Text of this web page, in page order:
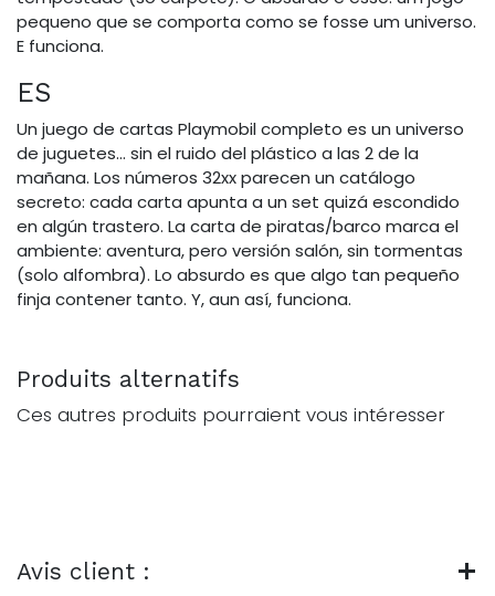
pequeno que se comporta como se fosse um universo.
E funciona.
ES
Un juego de cartas Playmobil completo es un universo
de juguetes… sin el ruido del plástico a las 2 de la
mañana. Los números 32xx parecen un catálogo
secreto: cada carta apunta a un set quizá escondido
en algún trastero. La carta de piratas/barco marca el
ambiente: aventura, pero versión salón, sin tormentas
(solo alfombra). Lo absurdo es que algo tan pequeño
finja contener tanto. Y, aun así, funciona.
Produits alternatifs
Ces autres produits pourraient vous intéresser
Avis client :